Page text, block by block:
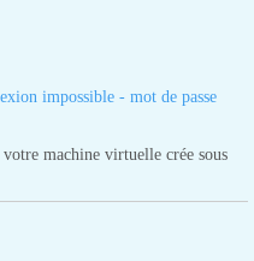
impossible - mot de passe
machine virtuelle crée sous